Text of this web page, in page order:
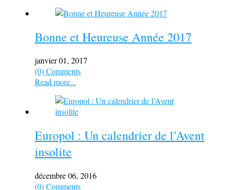
Bonne et Heureuse Année 2017
janvier 01, 2017
(0) Comments
Read more...
Europol : Un calendrier de l’Avent
insolite
décembre 06, 2016
(0) Comments